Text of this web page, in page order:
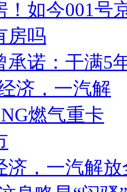
承诺：干满5
济，一汽解